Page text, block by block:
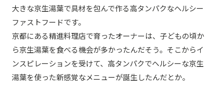
大きな京生湯葉で具材を包んで作る高タンパクなヘルシー
ファストフードです。
京都にある精進料理店で育ったオーナーは、子どもの頃か
ら京生湯葉を食べる機会が多かったんだそう。そこからイ
ンスピレーションを受けて、高タンパクでヘルシーな京生
湯葉を使った新感覚なメニューが誕生したんだとか。